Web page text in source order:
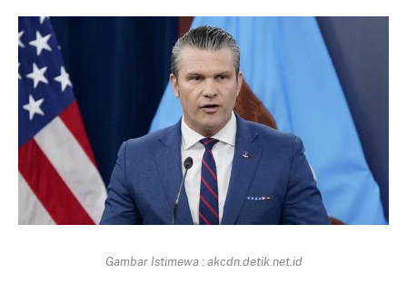
Gambar Istimewa : akcdn.detik.net.id